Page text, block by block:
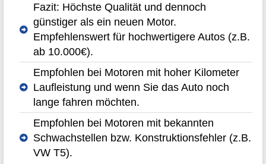
Fazit: Höchste Qualität und dennoch
günstiger als ein neuen Motor.
Empfehlenswert für hochwertigere Autos (z.B.
ab 10.000€).
Empfohlen bei Motoren mit hoher Kilometer
Laufleistung und wenn Sie das Auto noch
lange fahren möchten.
Empfohlen bei Motoren mit bekannten
Schwachstellen bzw. Konstruktionsfehler (z.B.
VW T5).